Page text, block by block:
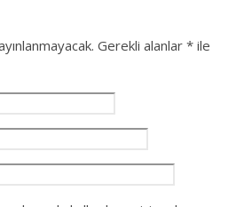
Gerekli alanlar * ile